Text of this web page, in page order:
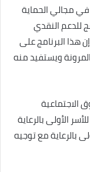
مجالي الحماية
للدعم النقدي
هذا البرنامج على
بالمرونة ويستفيد منه
الاجتماعية
الأولى بالرعاية
بالرعاية مع توجيه